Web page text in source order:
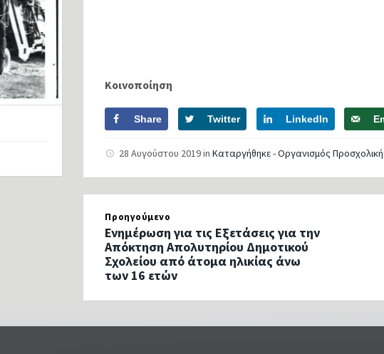
Κοινοποίηση
Share Twitter LinkedIn
28 Αυγούστου 2019inΚαταργήθηκε - Οργανισμός
Προηγούμενο
Ενημέρωση για τις Εξετάσεις για την
Απόκτηση Απολυτηρίου Δημοτικού
Σχολείου από άτομα ηλικίας άνω
των 16 ετών